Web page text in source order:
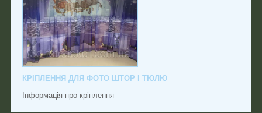
КРІПЛЕННЯ ДЛЯ ФОТО ШТОР І ТЮЛЮ
Інформація про кріплення